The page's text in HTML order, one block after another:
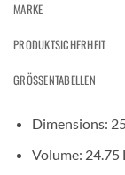
MARKE
PRODUKTSICHERHEIT
GRÖSSENTABELLEN
Dimensions:
Volume: 24.75 L